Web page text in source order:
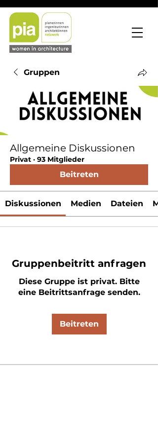
Gruppen
Allgemeine Diskussionen
Privat · 93 Mitglieder
Beitreten
Diskussionen Medien Dateien
Gruppenbeitritt anfragen
Diese Gruppe ist privat. Bitte
eine Beitrittsanfrage senden.
Beitreten